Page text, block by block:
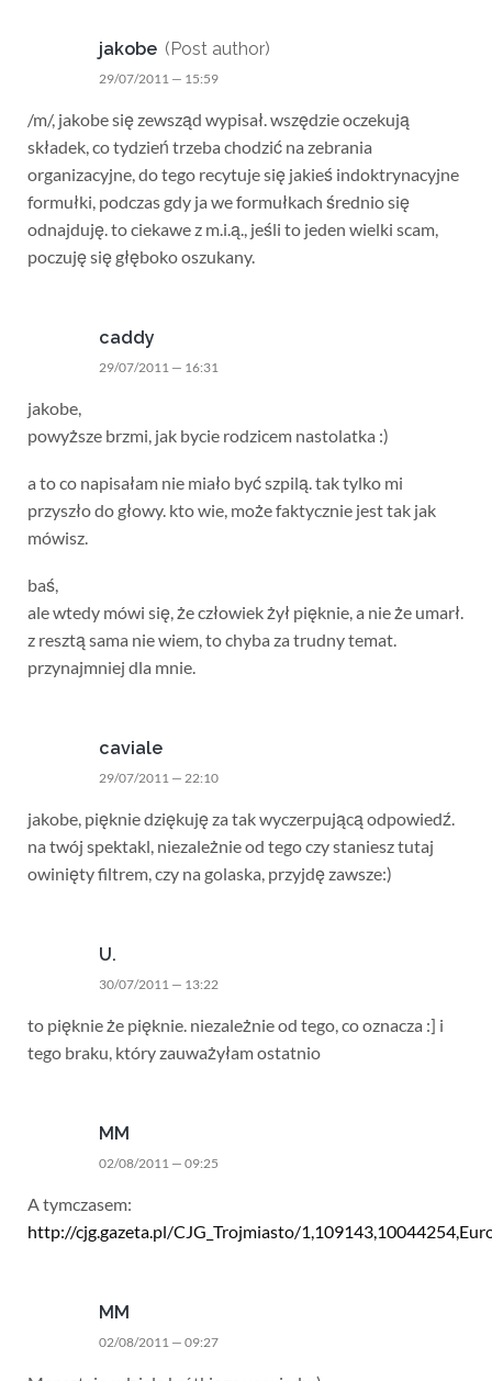
jakobe (Post author)
29/07/2011 — 15:59
/m/, jakobe się zewsząd wypisał. wszędzie oczekują
składek, co tydzień trzeba chodzić na zebrania
organizacyjne, do tego recytuje się jakieś indoktrynacyjne
formułki, podczas gdy ja we formułkach średnio się
odnajduję. to ciekawe z m.i.ą., jeśli to jeden wielki scam,
poczuję się głęboko oszukany.
caddy
29/07/2011 — 16:31
jakobe,
powyższe brzmi, jak bycie rodzicem nastolatka :)
a to co napisałam nie miało być szpilą. tak tylko mi
przyszło do głowy. kto wie, może faktycznie jest tak jak
mówisz.
baś,
ale wtedy mówi się, że człowiek żył pięknie, a nie że umarł.
z resztą sama nie wiem, to chyba za trudny temat.
przynajmniej dla mnie.
caviale
29/07/2011 — 22:10
jakobe, pięknie dziękuję za tak wyczerpującą odpowiedź.
na twój spektakl, niezależnie od tego czy staniesz tutaj
owinięty filtrem, czy na golaska, przyjdę zawsze:)
U.
30/07/2011 — 13:22
to pięknie że pięknie. niezależnie od tego, co oznacza :] i
tego braku, który zauważyłam ostatnio
MM
02/08/2011 — 09:25
A tymczasem:
http://cjg.gazeta.pl/CJG_Trojmiasto/
MM
02/08/2011 — 09:27